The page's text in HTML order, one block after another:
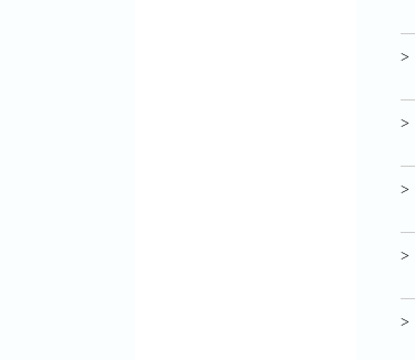
>
>
>
>
>